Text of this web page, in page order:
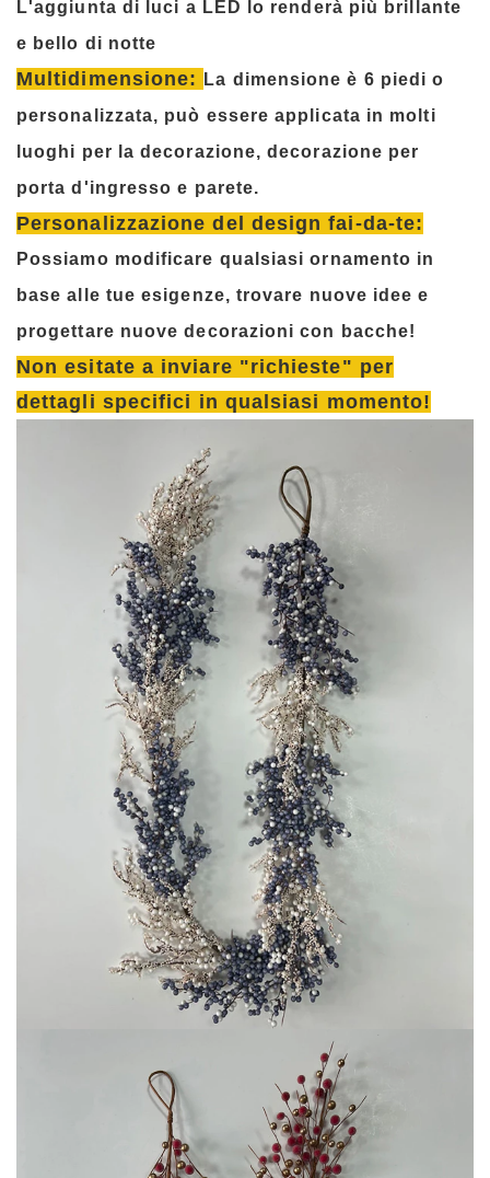
L'aggiunta di luci a LED lo renderà più brillante
e bello di notte
Multidimensione:
La dimensione è 6 piedi o
personalizzata, può essere applicata in molti
luoghi per la decorazione, decorazione per
porta d'ingresso e parete.
Personalizzazione del design fai-da-te:
Possiamo modificare qualsiasi ornamento in
base alle tue esigenze, trovare nuove idee e
progettare nuove decorazioni con bacche!
Non esitate a inviare "richieste" per
dettagli specifici in qualsiasi momento!